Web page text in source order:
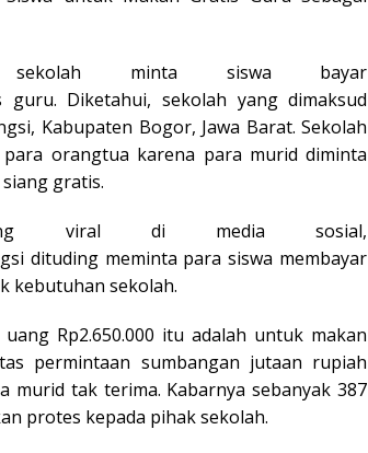
sekolah minta siswa bayar
Diketahui, sekolah yang dimaksud
Kabupaten Bogor, Jawa Barat. Sekolah
orangtua karena para murid diminta
gratis.
viral di media sosial,
dituding meminta para siswa membayar
kebutuhan sekolah.
Rp2.650.000 itu adalah untuk makan
permintaan sumbangan jutaan rupiah
tak terima. Kabarnya sebanyak 387
protes kepada pihak sekolah.